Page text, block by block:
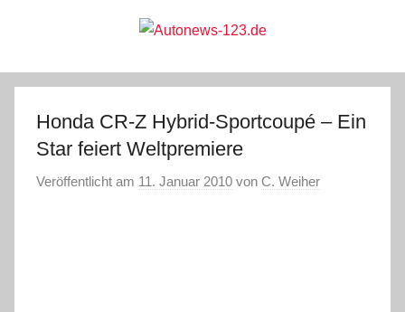
Autonews-
123.de
Honda CR-Z Hybrid-Sportcoupé – Ein
Star feiert Weltpremiere
Veröffentlicht am 11. Januar 2010 von C. Weiher